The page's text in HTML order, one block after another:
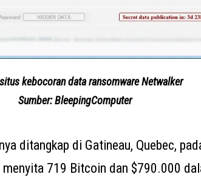
kebocoran data ransomware Netwalker
Sumber: BleepingComputer
ditangkap di Gatineau, Quebec,
menyita 719 Bitcoin dan $790.000